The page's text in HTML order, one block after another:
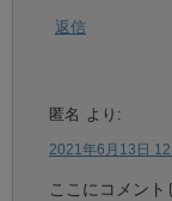
返信
匿名 より:
2021年6月13日
ここにコメン